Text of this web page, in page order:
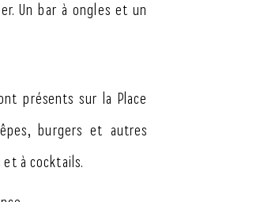
Un bar à ongles et un
présents sur la Place
burgers et autres
à cocktails.